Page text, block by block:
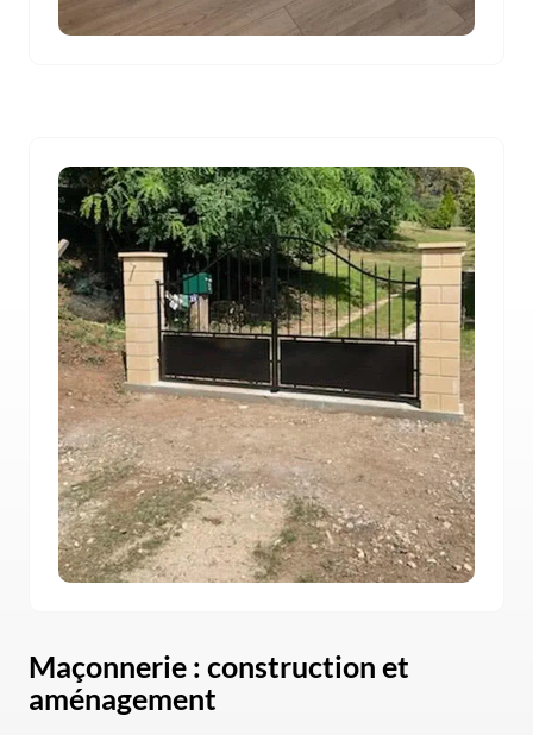
Maçonnerie : construction et
aménagement